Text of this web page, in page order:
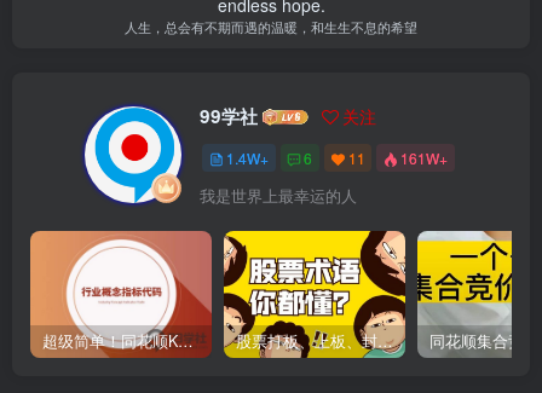
endless hope.
人生，总会有不期而遇的温暖，和生生不息的希望
99学社 关注
1.4W+ 6 11 161W+
我是世界上最幸运的人
超级简单！同花顺K线界面显示行业概念指标代码图解 股票打板、上板、封板、翘板、炸板是什么意思？炒股你必须懂的暗语！